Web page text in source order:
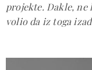
projekte. Dakle,
volio da iz toga